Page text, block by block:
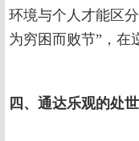
环境与个人才能区
为穷困而败节”，在
四、通达乐观的处